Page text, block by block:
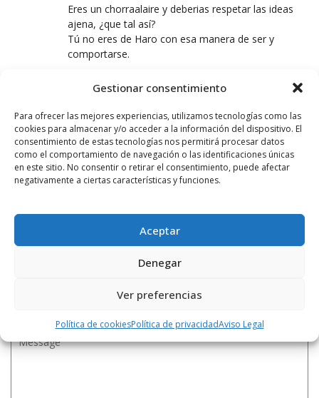
Gestionar consentimiento
Para ofrecer las mejores experiencias, utilizamos tecnologías como las
cookies para almacenar y/o acceder a la información del dispositivo. El
consentimiento de estas tecnologías nos permitirá procesar datos
como el comportamiento de navegación o las identificaciones únicas
en este sitio. No consentir o retirar el consentimiento, puede afectar
negativamente a ciertas características y funciones.
Aceptar
Denegar
Ver preferencias
Política de cookiesPolítica de privacidadAviso Legal
Eres un chorraalaire y deberias respetar las ideas
ajena, ¿que tal así?
Tú no eres de Haro con esa manera de ser y
comportarse.
11 DICIEMBRE, 2025 AT 13:00
Totalmente necesario. Ya era hora que gobiernen
valientes.
El verano 2027 sin obra y sin piscinas en Haro.
Tomar nota ésto lo digo a Julio 2026.